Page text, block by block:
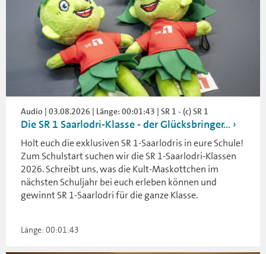
Audio | 03.08.2026 | Länge: 00:01:43 | SR 1 - (c) SR 1
Die SR 1 Saarlodri-Klasse - der Glücksbringer...
Holt euch die exklusiven SR 1-Saarlodris in eure Schule!
Zum Schulstart suchen wir die SR 1-Saarlodri-Klassen
2026. Schreibt uns, was die Kult-Maskottchen im
nächsten Schuljahr bei euch erleben können und
gewinnt SR 1-Saarlodri für die ganze Klasse.
Länge: 00:01:43